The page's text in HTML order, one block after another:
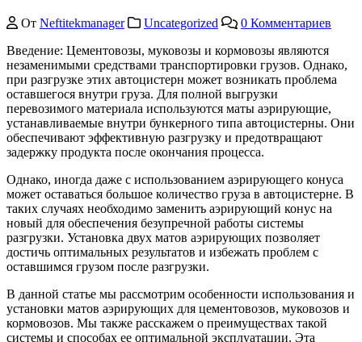
От Neftitekmanager Uncategorized
0 Комментариев
Введение: Цементовозы, муковозы и кормовозы являются
незаменимыми средствами транспортировки грузов. Однако,
при разгрузке этих автоцистерн может возникать проблема
оставшегося внутри груза. Для полной выгрузки
перевозимого материала используются маты аэрирующие,
устанавливаемые внутри бункерного типа автоцистерны. Они
обеспечивают эффективную разгрузку и предотвращают
задержку продукта после окончания процесса.
Однако, иногда даже с использованием аэрирующего конуса
может оставаться большое количество груза в автоцистерне. В
таких случаях необходимо заменить аэрирующий конус на
новый для обеспечения безупречной работы системы
разгрузки. Установка двух матов аэрирующих позволяет
достичь оптимальных результатов и избежать проблем с
оставшимся грузом после разгрузки.
В данной статье мы рассмотрим особенности использования и
установки матов аэрирующих для цементовозов, муковозов и
кормовозов. Мы также расскажем о преимуществах такой
системы и способах ее оптимальной эксплуатации. Эта